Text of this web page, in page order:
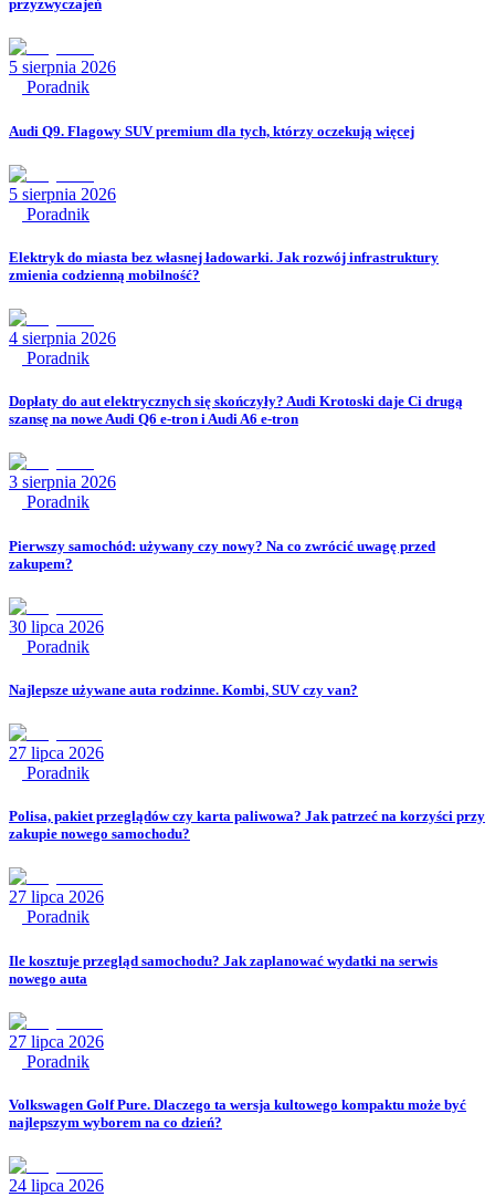
przyzwyczajeń
5 sierpnia 2026
Poradnik
Audi Q9. Flagowy SUV premium dla tych, którzy oczekują więcej
5 sierpnia 2026
Poradnik
Elektryk do miasta bez własnej ładowarki. Jak rozwój infrastruktury
zmienia codzienną mobilność?
4 sierpnia 2026
Poradnik
Dopłaty do aut elektrycznych się skończyły? Audi Krotoski daje Ci drugą
szansę na nowe Audi Q6 e-tron i Audi A6 e-tron
3 sierpnia 2026
Poradnik
Pierwszy samochód: używany czy nowy? Na co zwrócić uwagę przed
zakupem?
30 lipca 2026
Poradnik
Najlepsze używane auta rodzinne. Kombi, SUV czy van?
27 lipca 2026
Poradnik
Polisa, pakiet przeglądów czy karta paliwowa? Jak patrzeć na korzyści przy
zakupie nowego samochodu?
27 lipca 2026
Poradnik
Ile kosztuje przegląd samochodu? Jak zaplanować wydatki na serwis
nowego auta
27 lipca 2026
Poradnik
Volkswagen Golf Pure. Dlaczego ta wersja kultowego kompaktu może być
najlepszym wyborem na co dzień?
24 lipca 2026